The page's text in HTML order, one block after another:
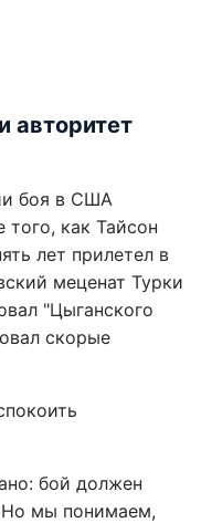
авторитет
боя в США
того, как Тайсон
лет прилетел в
меценат Турки
"Цыганского
скорые
бой должен
Но мы понимаем,